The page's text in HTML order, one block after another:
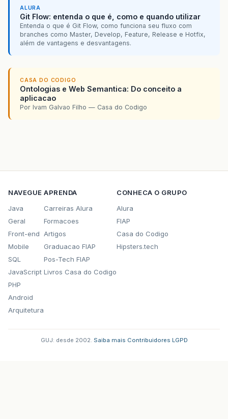
ALURA
Git Flow: entenda o que é, como e quando utilizar
Entenda o que é Git Flow, como funciona seu fluxo com
branches como Master, Develop, Feature, Release e Hotfix,
além de vantagens e desvantagens.
CASA DO CODIGO
Ontologias e Web Semantica: Do conceito a
aplicacao
Por Ivam Galvao Filho — Casa do Codigo
NAVEGUE
Java
Geral
Front-end
Mobile
SQL
JavaScript
PHP
Android
Arquitetura
APRENDA
Carreiras Alura
Formacoes
Artigos
Graduacao FIAP
Pos-Tech FIAP
Livros Casa do Codigo
CONHECA O GRUPO
Alura
FIAP
Casa do Codigo
Hipsters.tech
GUJ: desde 2002. Saiba mais Contribuidores LGPD